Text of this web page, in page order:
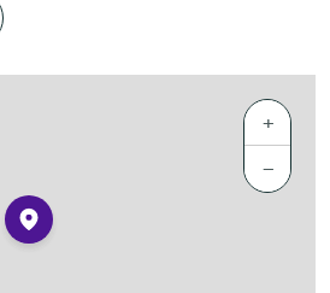
+
−